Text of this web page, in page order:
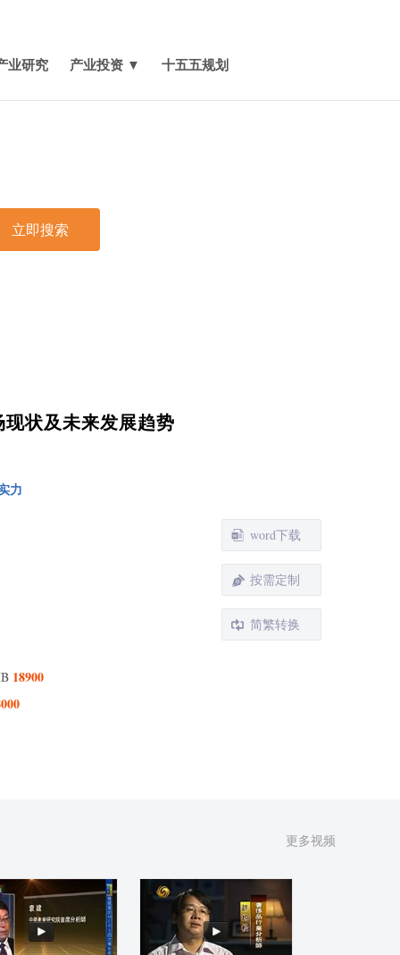
业研究 产业投资 ▼ 十五五规划
立即搜索
状及未来发展趋势
力
18900
word下载
按需定制
简繁转换
更多视频
护眼灯市场概述
按照不同产品类型，全光谱护眼灯主要可以分为如下
从不同销售渠道，全光谱护眼灯主要包括如下几个方
全光谱护眼灯行业背景、发展历史、现状及趋势
光谱护眼灯总体规模分析
球主要地区全光谱护眼灯产量及发展趋势（2022-
球主要厂商成立时间及全光谱护眼灯商业化日期
全球主要厂商全光谱护眼灯产品类型及应用
全光谱护眼灯行业集中度、竞争程度分析